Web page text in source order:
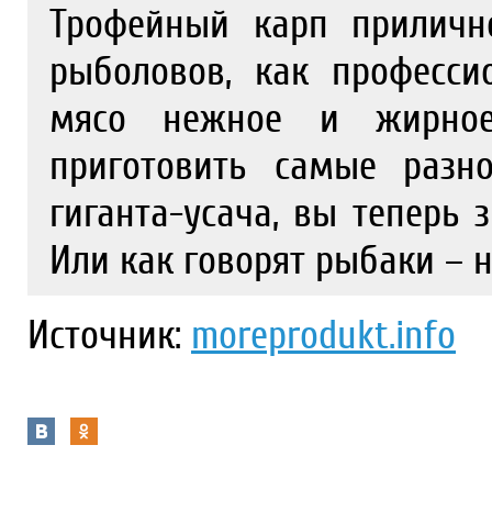
Трофейный карп
рыболовов, как
мясо нежное и
приготовить самые
гиганта-усача, вы теперь
Или как говорят рыбаки –
Источник: moreprodukt.info